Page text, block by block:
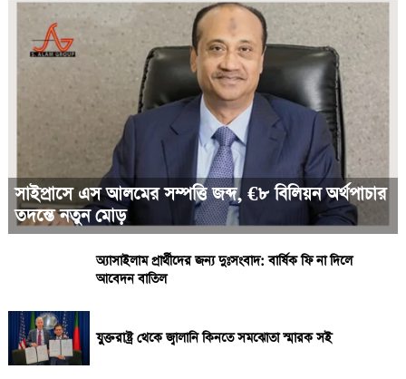
সাইপ্রাসে এস আলমের সম্পত্তি জব্দ, €৮ বিলিয়ন অর্থপাচার
তদন্তে নতুন মোড়
অ্যাসাইলাম প্রার্থীদের জন্য দুঃসংবাদ: বার্ষিক ফি না দিলে
আবেদন বাতিল
যুক্তরাষ্ট্র থেকে জ্বালানি কিনতে সমঝোতা স্মারক সই